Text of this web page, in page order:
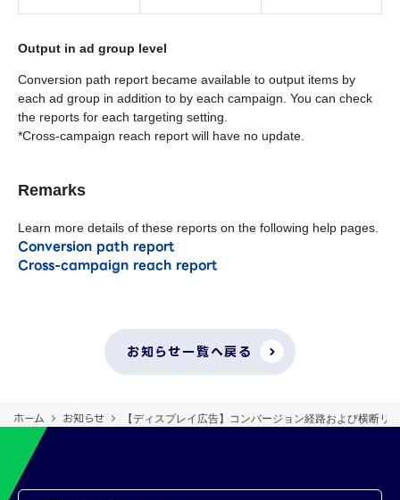
Output in ad group level
Conversion path report became available to output items by
each ad group in addition to by each campaign. You can check
the reports for each targeting setting.
*Cross-campaign reach report will have no update.
Remarks
Learn more details of these reports on the following help pages.
Conversion path report
Cross-campaign reach report
お知らせ一覧へ戻る
ホーム お知らせ 【ディスプレイ広告】コンバージョン経路および横断リ